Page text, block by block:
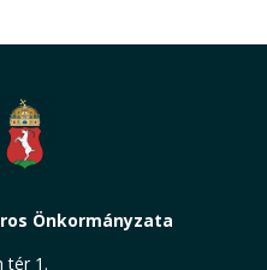
Önkormányzata
tér 1.